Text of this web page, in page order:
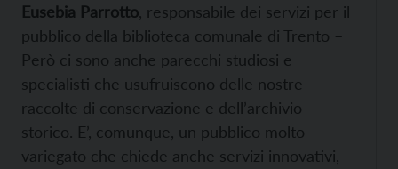
Eusebia Parrotto , responsabile dei servizi per il
pubblico della biblioteca comunale di Trento –
Però ci sono anche parecchi studiosi e
specialisti che usufruiscono delle nostre
raccolte di conservazione e dell’archivio
storico. E’, comunque, un pubblico molto
variegato che chiede anche servizi innovativi,